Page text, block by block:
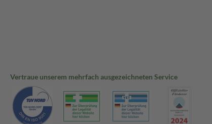
Vertraue unserem mehrfach ausgezeichneten Service